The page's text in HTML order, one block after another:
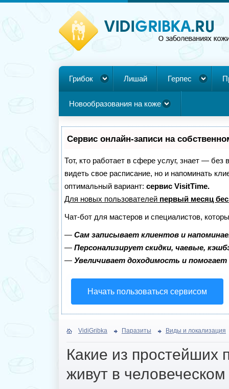
Грибок Лишай Герпес
Новообразования на коже
Сервис онлайн-записи на
Тот, кто работает в сфере услуг, знает —
видеть свое расписание, но и напоминать
оптимальный вариант: сервис VisitTime.
Для новых пользователей первый месяц
Чат-бот для мастеров и специалистов,
— Сам записывает клиентов и
— Персонализирует скидки, чаевые,
— Увеличивает доходимость и
Начать пользоваться сервисом
VidiGribka Паразиты Виды и локализация
Какие из простейших
живут в